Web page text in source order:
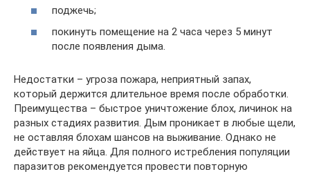
поджечь;
покинуть помещение на 2 часа через 5 минут
после появления дыма.
Недостатки – угроза пожара, неприятный запах,
который держится длительное время после обработки.
Преимущества – быстрое уничтожение блох, личинок на
разных стадиях развития. Дым проникает в любые щели,
не оставляя блохам шансов на выживание. Однако не
действует на яйца. Для полного истребления популяции
паразитов рекомендуется провести повторную